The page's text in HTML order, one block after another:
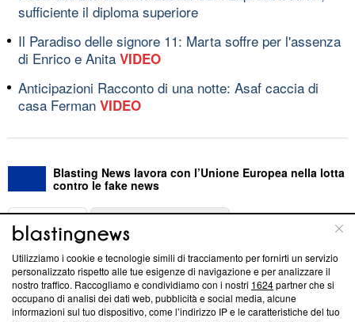
sufficiente il diploma superiore
Il Paradiso delle signore 11: Marta soffre per l'assenza
di Enrico e Anita VIDEO
Anticipazioni Racconto di una notte: Asaf caccia di
casa Ferman VIDEO
Blasting News lavora con l’Unione Europea nella lotta
contro le fake news
ABOUT
Questa sezione offre informazioni trasparenti su Blasting
News, sui nostri processi editoriali e su come ci impegniamo a
creare news di qualità. Inoltre, afferma la nostra aderenza a
‘Trust Project - News with Integrity’Blasting News non è
Utilizziamo i cookie e tecnologie simili di tracciamento per fornirti un servizio
personalizzato rispetto alle tue esigenze di navigazione e per analizzare il
nostro traffico. Raccogliamo e condividiamo con i nostri 1624partner che si
occupano di analisi dei dati web, pubblicità e social media, alcune
informazioni sul tuo dispositivo, come l’indirizzo IP e le caratteristiche del tuo